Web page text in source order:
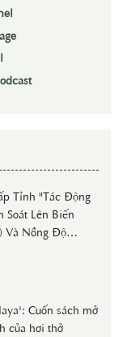
Tỉnh "Tác Động
Soát Lên Biến
Và Nồng Độ
Cuốn sách mở
của hơi thở